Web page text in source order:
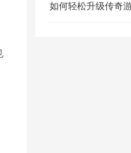
如何轻松升级传奇